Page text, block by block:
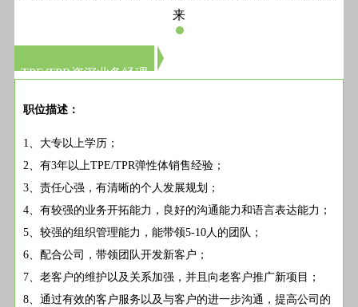
TPE/TPR资深业务经理
职位描述：
1、大专以上学历；
2、有3年以上TPE/TPR弹性体销售经验；
3、责任心强，有清晰的个人发展规划；
4、有较强的业务开拓能力，良好的沟通能力和语言表达能力；
5、较强的组织管理能力，能带领5-10人的团队；
6、配合公司，带领团队开发新客户；
7、老客户的维护以及关系加强，并且向老客户推广新项目；
8、通过有效的客户服务以及与客户的进一步沟通，提高公司的